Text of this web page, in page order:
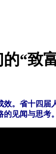
“致
。省十四
见闻与思考。